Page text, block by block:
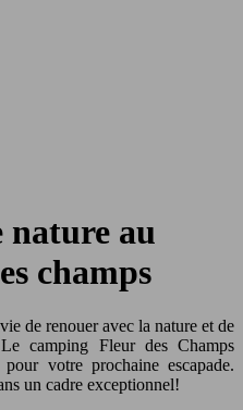
nature au
champs
camping Fleur des Champs
votre prochaine escapade.
un cadre exceptionnel!